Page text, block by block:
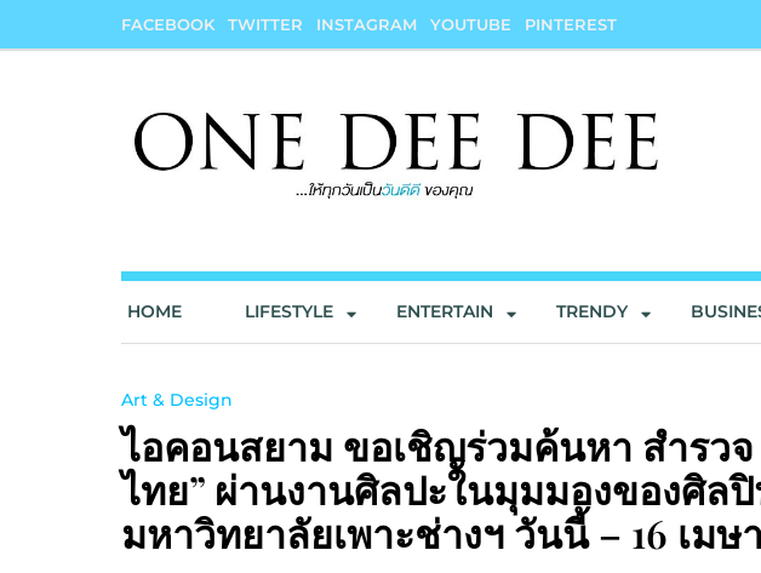
FACEBOOK TWITTER INSTAGRAM YOUTUBE PINTEREST
HOME LIFESTYLE ENTERTAIN TRENDY
Art & Design
ไอคอนสยาม ขอเชิญร่วมค้นหา สำรว
ไทย” ผ่านงานศิลปะในมุมมองของศิล
มหาวิทยาลัยเพาะช่างฯ วันนี้ – 16 เมษ